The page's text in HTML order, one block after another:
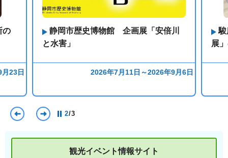
前のスライドを表示
2/3
の
23日
静岡市歴史博物館 企画展「安倍川
と水害」
2026年7月11日～2026年9月6日
駿
展
観光イベント情報サイト